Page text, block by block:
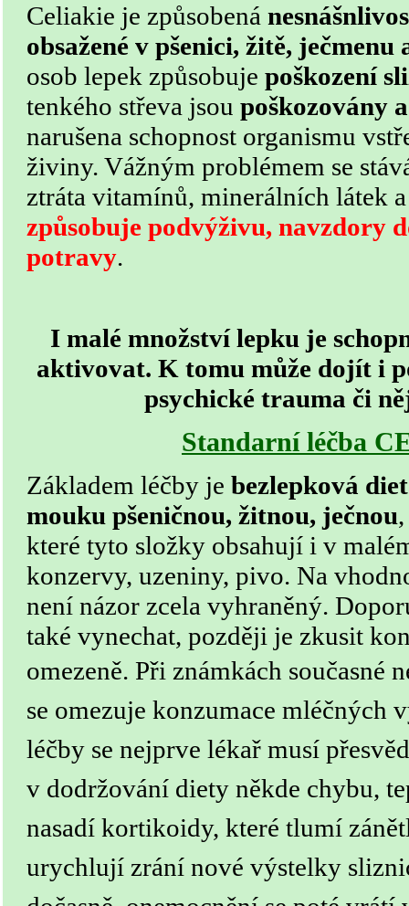
Celiakie je způsobená
obsažené v pšenici, žitě, ječmenu
osob lepek způsobuje poškození
tenkého střeva jsou poškozovány
narušena schopnost organismu
živiny. Vážným problémem se
ztráta vitamínů, minerálních látek
způsobuje podvýživu, navzdory
potravy.
I malé množství lepku je
aktivovat. K tomu může dojít i
psychické trauma či
Standarní léčba
Základem léčby je bezlepková
mouku pšeničnou, žitnou, ječnou
které tyto složky obsahují i v
konzervy, uzeniny, pivo. Na
není názor zcela vyhraněný.
také vynechat, později je zkusit
omezeně. Při známkách současné
se omezuje konzumace mléčných
léčby se nejprve lékař musí
v dodržování diety někde chybu,
nasadí kortikoidy, které tlumí
urychlují zrání nové výstelky